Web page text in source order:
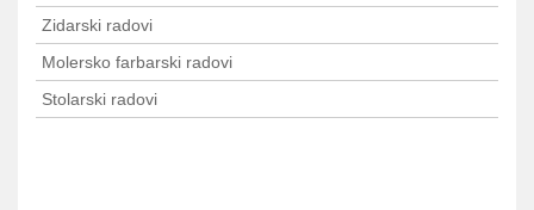
Zidarski radovi
Molersko farbarski radovi
Stolarski radovi